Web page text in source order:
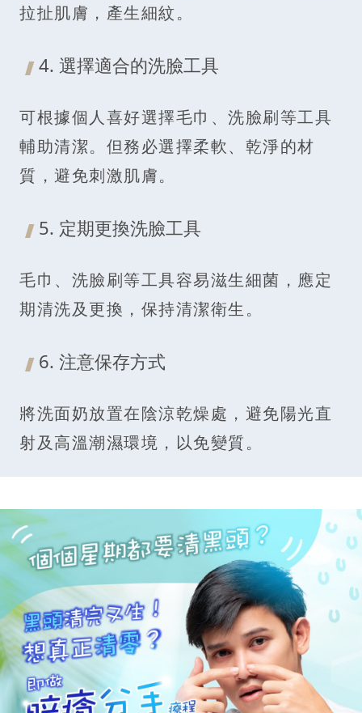
拉扯肌膚，產生細紋。
4. 選擇適合的洗臉工具
可根據個人喜好選擇毛巾、洗臉刷等工具
輔助清潔。但務必選擇柔軟、乾淨的材
質，避免刺激肌膚。
5. 定期更換洗臉工具
毛巾、洗臉刷等工具容易滋生細菌，應定
期清洗及更換，保持清潔衛生。
6. 注意保存方式
將洗面奶放置在陰涼乾燥處，避免陽光直
射及高溫潮濕環境，以免變質。